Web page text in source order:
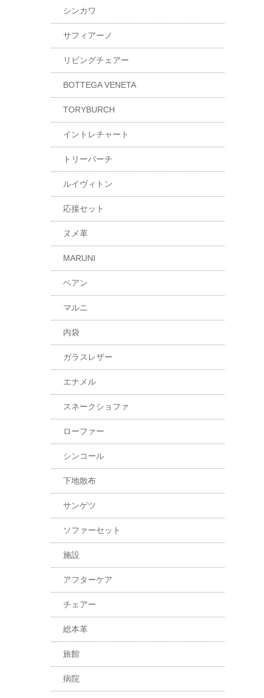
シンカワ
サフィアーノ
リビングチェアー
BOTTEGA VENETA
TORYBURCH
イントレチャート
トリーバーチ
ルイヴィトン
応接セット
ヌメ革
MARUNI
ベアン
マルニ
内袋
ガラスレザー
エナメル
スネークショファ
ローファー
シンコール
下地散布
サンゲツ
ソファーセット
施設
アフターケア
チェアー
総本革
旅館
病院